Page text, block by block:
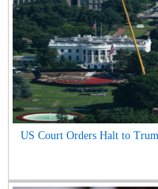
US Court Orders Halt to